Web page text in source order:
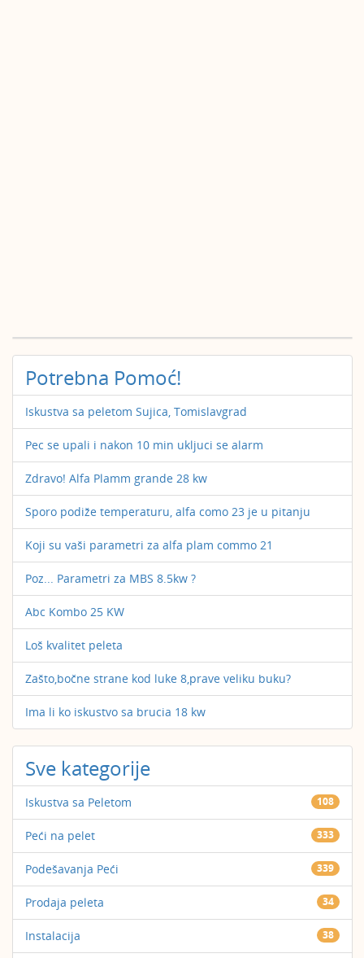
Potrebna Pomoć!
Iskustva sa peletom Sujica, Tomislavgrad
Pec se upali i nakon 10 min ukljuci se alarm
Zdravo! Alfa Plamm grande 28 kw
Sporo podiže temperaturu, alfa como 23 je u pitanju
Koji su vaši parametri za alfa plam commo 21
Poz... Parametri za MBS 8.5kw ?
Abc Kombo 25 KW
Loš kvalitet peleta
Zašto,bočne strane kod luke 8,prave veliku buku?
Ima li ko iskustvo sa brucia 18 kw
Sve kategorije
Iskustva sa Peletom 108
Peći na pelet 333
Podešavanja Peći 339
Prodaja peleta 34
Instalacija 38